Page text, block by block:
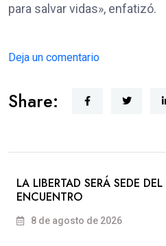
para salvar vidas», enfatizó.
Deja un comentario
Share:
LA LIBERTAD SERÁ SEDE
ENCUENTRO
8 de agosto de 2026